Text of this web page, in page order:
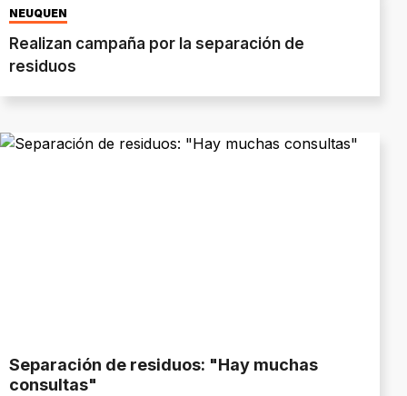
NEUQUÉN
Realizan campaña por la separación de
residuos
Separación de residuos: "Hay muchas
consultas"